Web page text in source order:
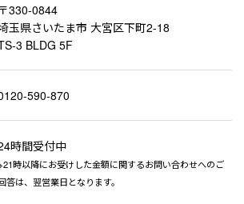
〒330-0844
玉県さいたま市 大宮区下町2-18
3 BLDG 5F
590-870
時間受付中
時以降にお受けした金額に関するお問い合わせへのご
答は、翌営業日となります。